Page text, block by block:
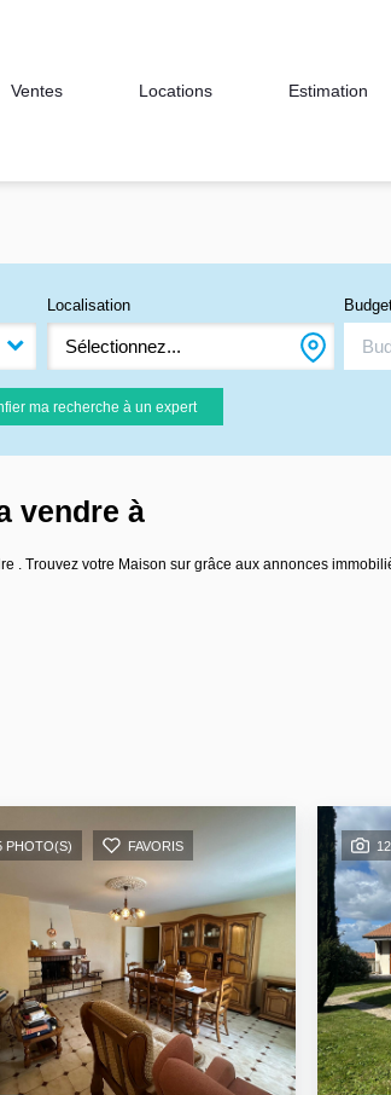
Ventes Locations Estimation
Localisation
Sélectionnez...
ma recherche à un expert
vendre à
. Trouvez votre Maison sur grâce aux annonces
PHOTO(S) FAVORIS